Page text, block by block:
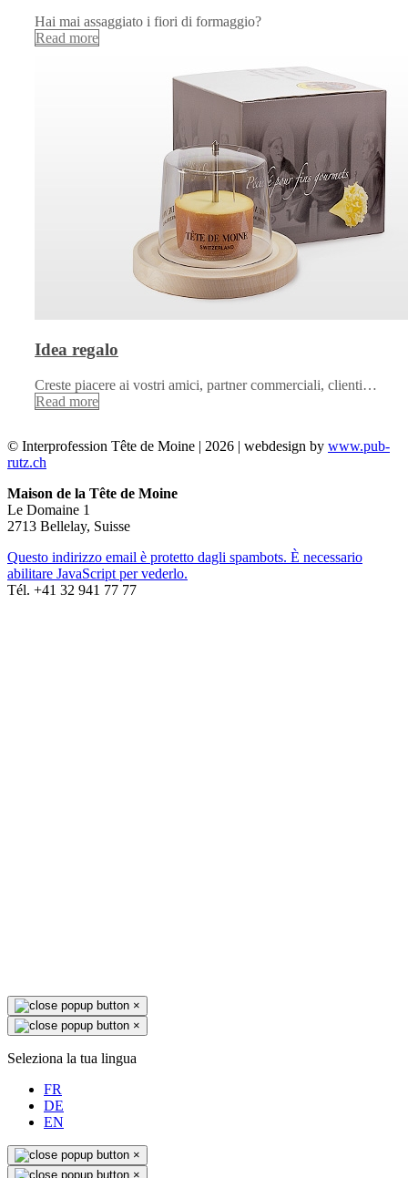
Hai mai assaggiato i fiori di formaggio?
Read more
Idea regalo
Creste piacere ai vostri amici, partner commerciali, clienti…
Read more
© Interprofession Tête de Moine | 2026 | webdesign by www.pub-
rutz.ch
Maison de la Tête de Moine
Le Domaine 1
2713 Bellelay, Suisse
Questo indirizzo email è protetto dagli spambots. È necessario
abilitare JavaScript per vederlo.
Tél. +41 32 941 77 77
×
×
Seleziona la tua lingua
FR
DE
EN
×
×